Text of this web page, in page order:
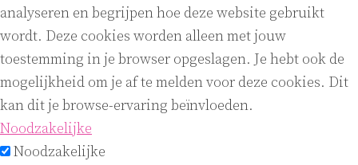
analyseren en begrijpen hoe deze website gebruikt
wordt. Deze cookies worden alleen met jouw
toestemming in je browser opgeslagen. Je hebt ook de
mogelijkheid om je af te melden voor deze cookies. Dit
kan dit je browse-ervaring beïnvloeden.
Noodzakelijke
Noodzakelijke